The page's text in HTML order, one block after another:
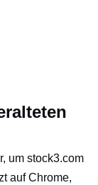
um stock3.com
auf Chrome,